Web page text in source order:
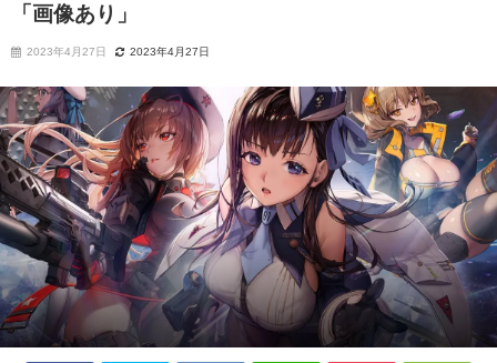
「画像あり」
2023年4月27日 2023年4月27日